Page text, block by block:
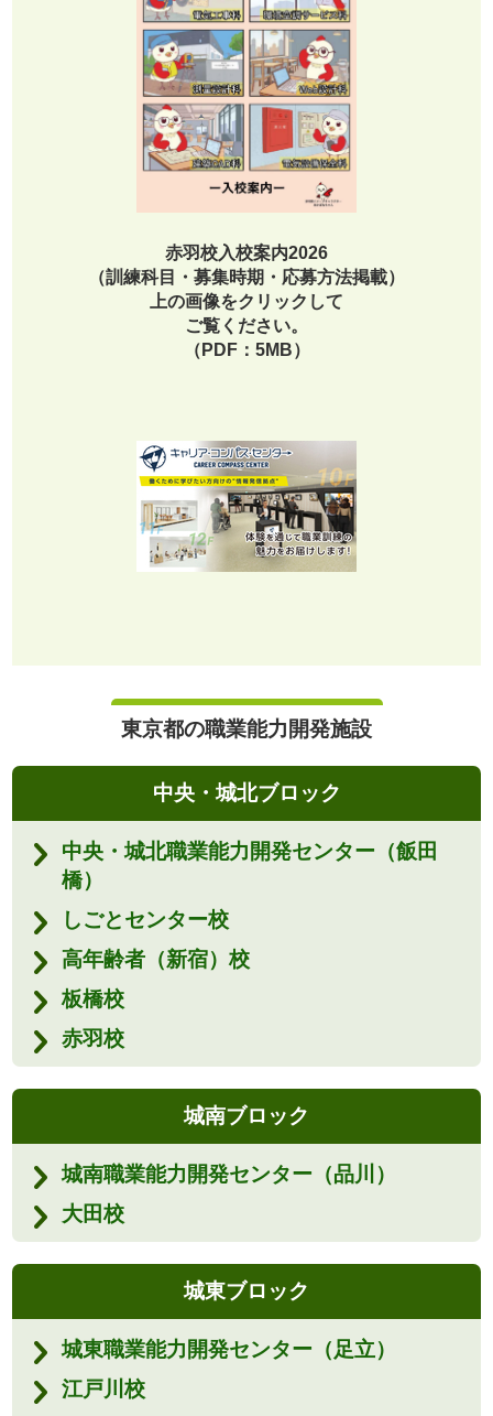
赤羽校入校案内2026
（訓練科目・募集時期・応募方法掲載）
上の画像をクリックして
ご覧ください。
（PDF：5MB）
東京都の職業能力開発施設
中央・城北ブロック
中央・城北職業能力開発センター（飯田
橋）
しごとセンター校
高年齢者（新宿）校
板橋校
赤羽校
城南ブロック
城南職業能力開発センター（品川）
大田校
城東ブロック
城東職業能力開発センター（足立）
江戸川校